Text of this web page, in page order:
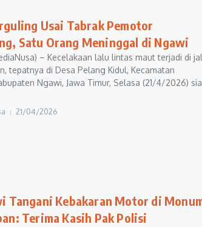
Usai Tabrak Pemotor
Satu Orang Meninggal di Ngawi
– Kecelakaan lalu lintas maut terjadi di
tepatnya di Desa Pelang Kidul, Kecamatan
Ngawi, Jawa Timur, Selasa (21/4/2026)
21/04/2026
Tangani Kebakaran Motor di
Terima Kasih Pak Polisi